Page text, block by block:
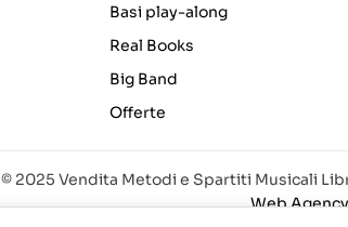
Basi play-along
Real Books
Big Band
Offerte
© 2025 Vendita Metodi e Spartiti Musicali
Web